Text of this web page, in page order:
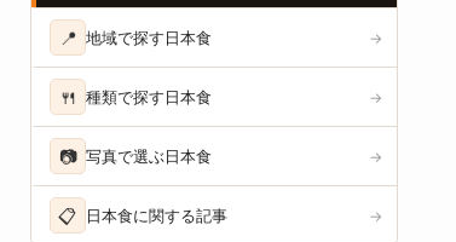
📍 地域で探す日本食 →
🍴 種類で探す日本食 →
📷 写真で選ぶ日本食 →
📋 日本食に関する記事 →